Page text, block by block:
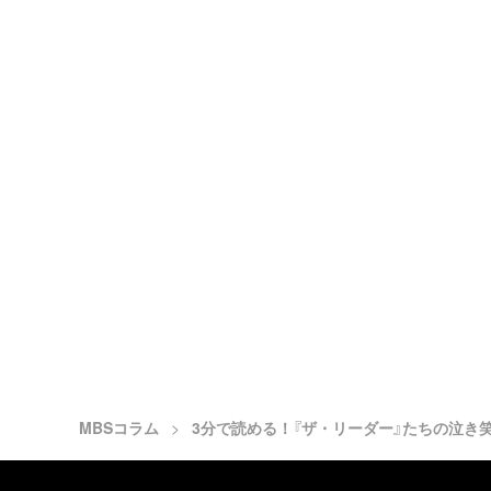
MBSコラム 3分で読める！『ザ・リーダー』たちの泣き